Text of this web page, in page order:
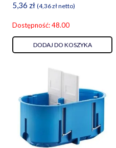
5,36 zł (4,36złnetto)
Dostępność: 48.00
DODAJ DO KOSZYKA